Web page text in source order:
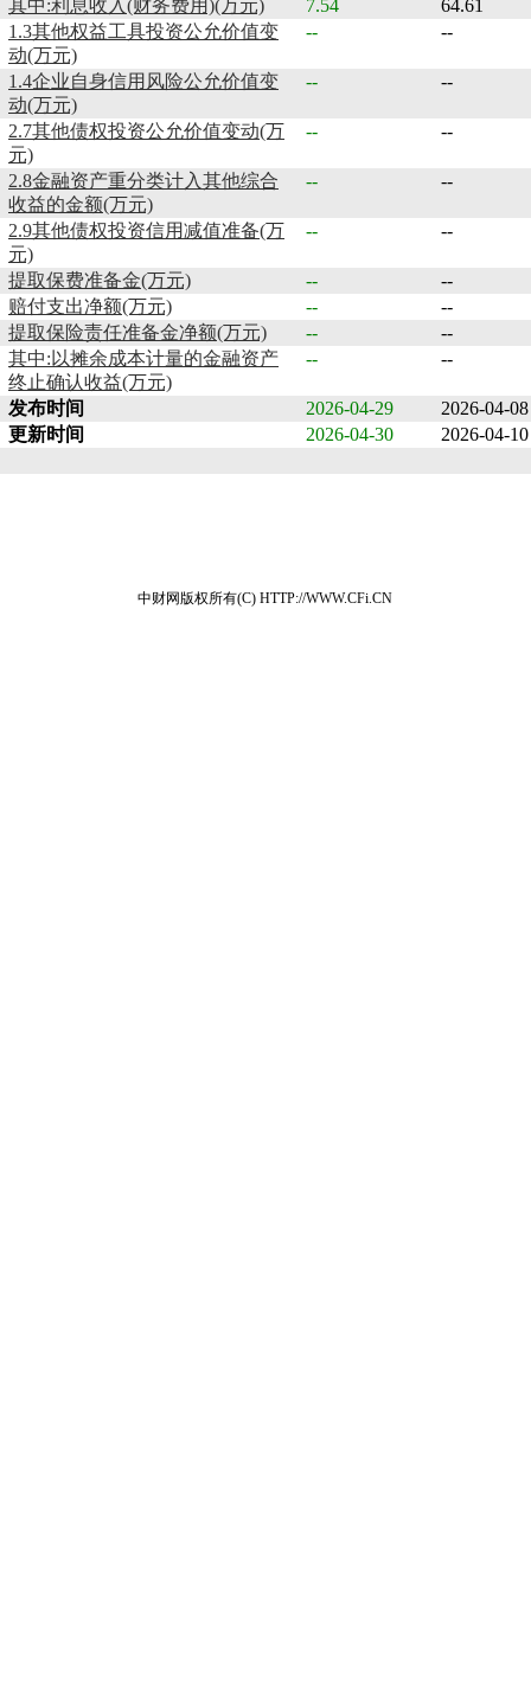
其中:利息收入(财务费用)(万元) 7.54
64.61
1.3其他权益工具投资公允价值变
动(万元)
-- --
1.4企业自身信用风险公允价值变
动(万元)
-- --
2.7其他债权投资公允价值变动(万
元)
-- --
2.8金融资产重分类计入其他综合
收益的金额(万元)
-- --
2.9其他债权投资信用减值准备(万
元)
-- --
提取保费准备金(万元) --
--
赔付支出净额(万元)
--
--
提取保险责任准备金净额(万元)
--
--
其中:以摊余成本计量的金融资产
终止确认收益(万元)
-- --
发布时间 2026-04-29
2026-04-08
更新时间
2026-04-30 2026-04-10
中财网版权所有(C) HTTP://WWW.CFi.CN